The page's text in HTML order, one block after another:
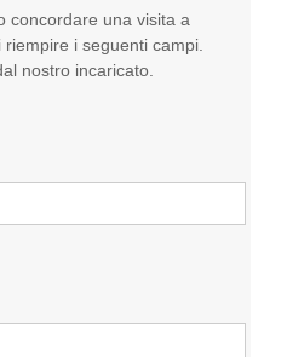
concordare una visita a
i seguenti campi.
nostro incaricato.